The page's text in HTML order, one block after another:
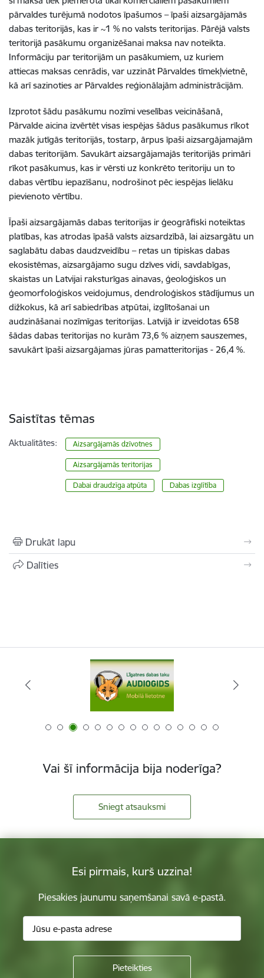
pārvaldes turējumā nodotos īpašumos – īpaši aizsargājamās
dabas teritorijās, kas ir ~1 % no valsts teritorijas. Pārējā valsts
teritorijā pasākumu organizēšanai maksa nav noteikta.
Informāciju par teritorijām un pasākumiem, uz kuriem
attiecas maksas cenrādis, var uzzināt Pārvaldes tīmekļvietnē,
kā arī sazinoties ar Pārvaldes reģionālajām administrācijām.
Izprotot šādu pasākumu nozīmi veselības veicināšanā,
Pārvalde aicina izvērtēt visas iespējas šādus pasākumus rīkot
mazāk jutīgās teritorijās, tostarp, ārpus īpaši aizsargājamajām
dabas teritorijām. Savukārt aizsargājamajās teritorijās primāri
rīkot pasākumus, kas ir vērsti uz konkrēto teritoriju un to
dabas vērtību iepazīšanu, nodrošinot pēc iespējas lielāku
pievienoto vērtību.
Īpaši aizsargājamās dabas teritorijas ir ģeogrāfiski noteiktas
platības, kas atrodas īpašā valsts aizsardzībā, lai aizsargātu un
saglabātu dabas daudzveidību – retas un tipiskas dabas
ekosistēmas, aizsargājamo sugu dzīves vidi, savdabīgas,
skaistas un Latvijai raksturīgas ainavas, ģeoloģiskos un
ģeomorfoloģiskos veidojumus, dendroloģiskos stādījumus un
dižkokus, kā arī sabiedrības atpūtai, izglītošanai un
audzināšanai nozīmīgas teritorijas. Latvijā ir izveidotas 658
šādas dabas teritorijas no kurām 73,6 % aizņem sauszemes,
savukārt īpaši aizsargājamas jūras pamatteritorijas - 26,4 %.
Saistītas tēmas
Aktualitātes: Aizsargājamās dzīvotnes
Aizsargājamās teritorijas
Dabai draudzīga atpūta Dabas izglītība
Drukāt lapu
Dalīties
Vai šī informācija bija noderīga?
Sniegt atsauksmi
Esi pirmais, kurš uzzina!
Piesakies jaunumu saņemšanai savā e-pastā.